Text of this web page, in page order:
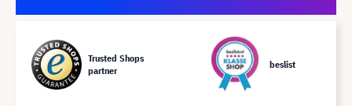
Trusted Shops
partner
beslist